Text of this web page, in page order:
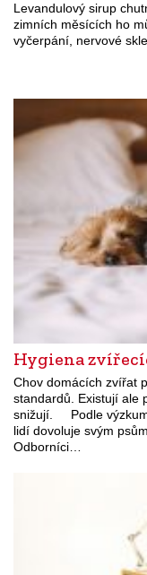
Levandulový sirup
zimních měsících ho
vyčerpání, nervové
Hygiena
Chov domácích zvířat
standardů. Existují ale
snižují. Podle
lidí dovoluje svým
Odborníci…